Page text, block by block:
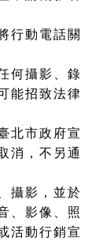
行動電話關
何攝影、錄
能招致法律
北市政府宣
消，不另通
攝影，並於
、影像、照
活動行銷宣